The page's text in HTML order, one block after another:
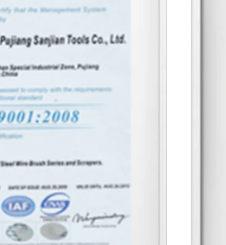
leicht Rost, Korrosion, Farbe und
passt bequem in die Hand,
bessere Kontrolle ermöglicht wird.
stellt sicher, dass der Benutzer
kann.
werden mit einer Anti-Rust-